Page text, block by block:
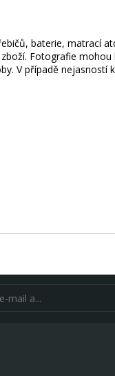
baterie, matrací
Fotografie
V případě nejasností